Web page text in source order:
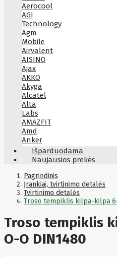
Aerocool
AGI
Technology
Agm
Mobile
Airvalent
AISINO
Ajax
AKKO
Akyga
Alcatel
Alta
Labs
AMAZFIT
Amd
Anker
Antec
Aoc
Apc
Apollo
Apple
Aqara
Armac
ArtAsm
ASM
Išparduodama
Naujausios prekės
Pagrindinis
Įrankiai, tvirtinimo detalės
Tvirtinimo detalės
Troso tempiklis kilpa-kilpa
Troso tempiklis
O-O DIN1480